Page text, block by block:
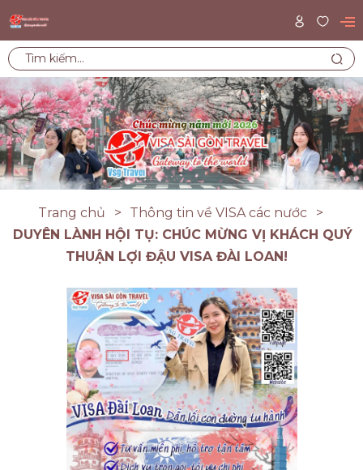
Trang chủ
Thông tin về VISA các nước
DUYÊN LÀNH HỘI TỤ: CHÚC MỪNG VỊ KHÁCH QUÝ
THUẬN LỢI ĐẬU VISA ĐÀI LOAN!